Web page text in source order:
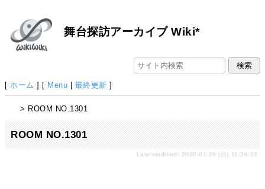
舞台探訪アーカイブ Wiki*
[ ホーム ] [ Menu | 最終更新 ]
> ROOM NO.1301
ROOM NO.1301
Last-modified: 2020-01-26 (日) 11:26:13